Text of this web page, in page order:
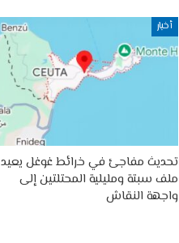
أخبار
تحديث مفاجئ في خرائط غوغل يعيد
ملف سبتة ومليلية المحتلتين إلى
واجهة النقاش